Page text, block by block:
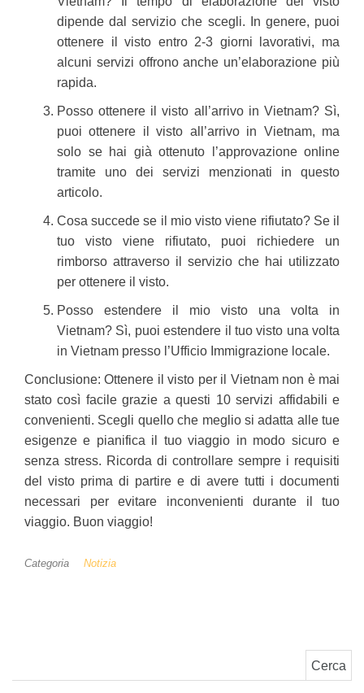
dipende dal servizio che scegli. In genere, puoi
ottenere il visto entro 2-3 giorni lavorativi, ma
alcuni servizi offrono anche un’elaborazione più
rapida.
Posso ottenere il visto all’arrivo in Vietnam? Sì,
puoi ottenere il visto all’arrivo in Vietnam, ma
solo se hai già ottenuto l’approvazione online
tramite uno dei servizi menzionati in questo
articolo.
Cosa succede se il mio visto viene rifiutato? Se il
tuo visto viene rifiutato, puoi richiedere un
rimborso attraverso il servizio che hai utilizzato
per ottenere il visto.
Posso estendere il mio visto una volta in
Vietnam? Sì, puoi estendere il tuo visto una volta
in Vietnam presso l’Ufficio Immigrazione locale.
Conclusione: Ottenere il visto per il Vietnam non è mai
stato così facile grazie a questi 10 servizi affidabili e
convenienti. Scegli quello che meglio si adatta alle tue
esigenze e pianifica il tuo viaggio in modo sicuro e
senza stress. Ricorda di controllare sempre i requisiti
del visto prima di partire e di avere tutti i documenti
necessari per evitare inconvenienti durante il tuo
viaggio. Buon viaggio!
Categoria Notizia